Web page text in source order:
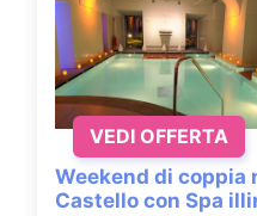
Weekend di coppia
Castello con Spa
VEDI OFFERTA